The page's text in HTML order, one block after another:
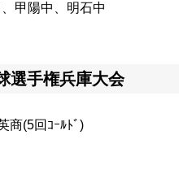
甲陽中、明石中
選手権兵庫大会
商(5回ｺｰﾙﾄﾞ)